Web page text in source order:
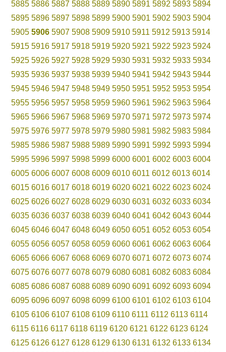
5885 5886 5887 5888 5889 5890 5891 5892 5893 5894
5895 5896 5897 5898 5899 5900 5901 5902 5903 5904
5905 5906 5907 5908 5909 5910 5911 5912 5913 5914
5915 5916 5917 5918 5919 5920 5921 5922 5923 5924
5925 5926 5927 5928 5929 5930 5931 5932 5933 5934
5935 5936 5937 5938 5939 5940 5941 5942 5943 5944
5945 5946 5947 5948 5949 5950 5951 5952 5953 5954
5955 5956 5957 5958 5959 5960 5961 5962 5963 5964
5965 5966 5967 5968 5969 5970 5971 5972 5973 5974
5975 5976 5977 5978 5979 5980 5981 5982 5983 5984
5985 5986 5987 5988 5989 5990 5991 5992 5993 5994
5995 5996 5997 5998 5999 6000 6001 6002 6003 6004
6005 6006 6007 6008 6009 6010 6011 6012 6013 6014
6015 6016 6017 6018 6019 6020 6021 6022 6023 6024
6025 6026 6027 6028 6029 6030 6031 6032 6033 6034
6035 6036 6037 6038 6039 6040 6041 6042 6043 6044
6045 6046 6047 6048 6049 6050 6051 6052 6053 6054
6055 6056 6057 6058 6059 6060 6061 6062 6063 6064
6065 6066 6067 6068 6069 6070 6071 6072 6073 6074
6075 6076 6077 6078 6079 6080 6081 6082 6083 6084
6085 6086 6087 6088 6089 6090 6091 6092 6093 6094
6095 6096 6097 6098 6099 6100 6101 6102 6103 6104
6105 6106 6107 6108 6109 6110 6111 6112 6113 6114
6115 6116 6117 6118 6119 6120 6121 6122 6123 6124
6125 6126 6127 6128 6129 6130 6131 6132 6133 6134